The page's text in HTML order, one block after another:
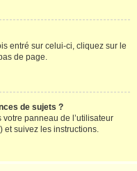
entré sur celui-ci, cliquez sur le
de page.
de sujets ?
panneau de l’utilisateur
) et suivez les instructions.